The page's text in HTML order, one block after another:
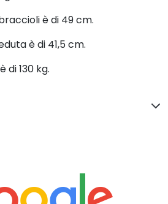
è di 49 cm.
è di 41,5 cm.
di 130 kg.